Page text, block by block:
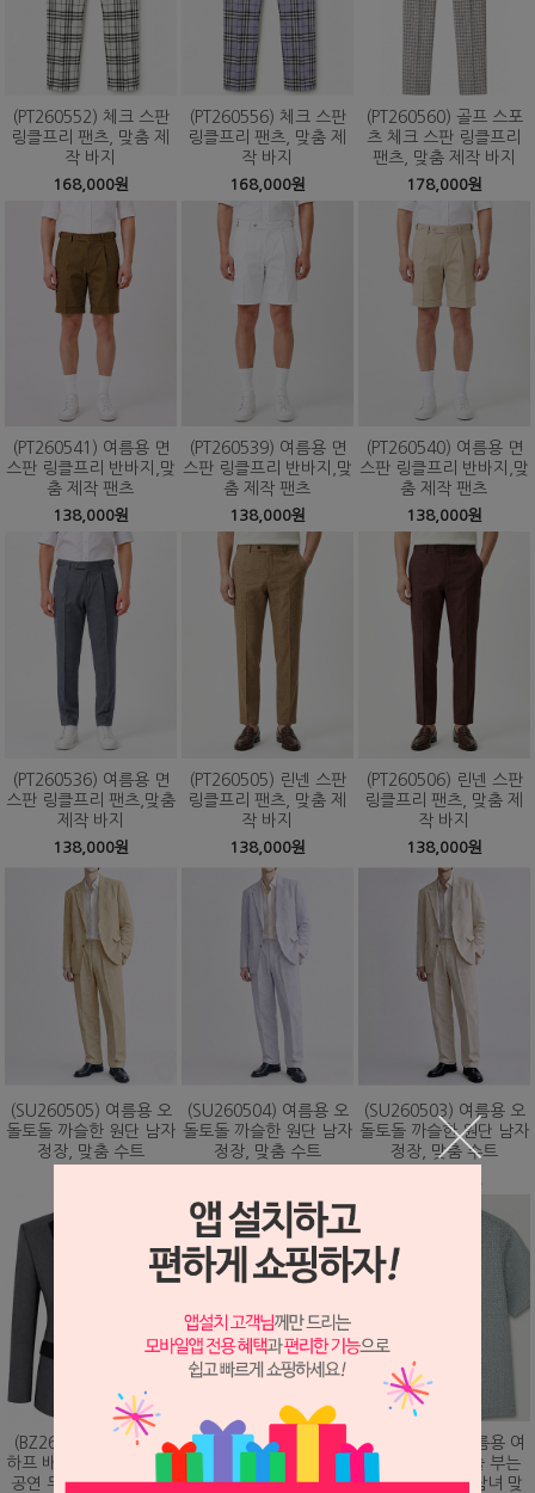
(PT260552) 체크 스판
링클프리 팬츠, 맞춤 제
작 바지
168,000원
(PT260556) 체크 스판
링클프리 팬츠, 맞춤 제
작 바지
168,000원
(PT260560) 골프 스포
츠 체크 스판 링클프리
팬츠, 맞춤 제작 바지
178,000원
(PT260541) 여름용 면
스판 링클프리 반바지,맞
춤 제작 팬츠
138,000원
(PT260539) 여름용 면
스판 링클프리 반바지,맞
춤 제작 팬츠
138,000원
(PT260540) 여름용 면
스판 링클프리 반바지,맞
춤 제작 팬츠
138,000원
(PT260536) 여름용 면
스판 링클프리 팬츠,맞춤
제작 바지
138,000원
(PT260505) 린넨 스판
링클프리 팬츠, 맞춤 제
작 바지
138,000원
(PT260506) 린넨 스판
링클프리 팬츠, 맞춤 제
작 바지
138,000원
(SU260505) 여름용 오
돌토돌 까슬한 원단 남자
정장, 맞춤 수트
(SU260504) 여름용 오
돌토돌 까슬한 원단 남자
정장, 맞춤 수트
(SU260503) 여름용 오
돌토돌 까슬한 원단 남자
정장, 맞춤 수트
(BZ260203) 화려하게
하프 배색 핫픽스 디자인
공연 무대 맞춤 제작 자
(DS260479) 여름용 여
름용 바람이 솔솔 부는
망사직조 셔츠, 남녀 맞
(DS260473) 여름용 여
름용 바람이 솔솔 부는
망사직조 셔츠, 남녀 맞